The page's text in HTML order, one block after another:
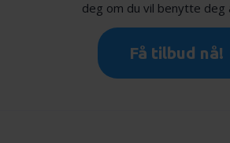
deg om du vil benytte deg
Få tilbud nå!